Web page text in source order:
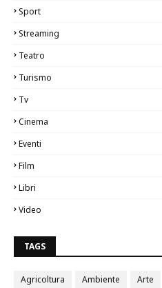
Sport
Streaming
Teatro
Turismo
Tv
Cinema
Eventi
Film
Libri
Video
TAGS
Agricoltura Ambiente Arte